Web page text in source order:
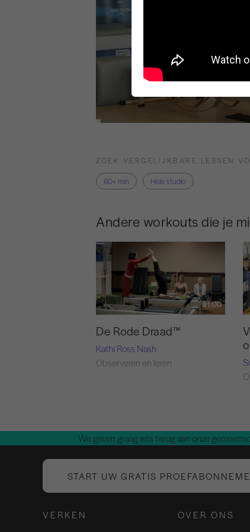
ZOEK VERGELIJKBARE LESSEN
60+ min
Hele studio
Andere workouts die je
81:00
De Rode Draad™
Kathi Ross Nash
Observeren en leren
We geven graag iets terug aan onze
START UW GRATIS
VERKEN OVER ONS